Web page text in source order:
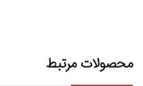
محصولات مرتبط